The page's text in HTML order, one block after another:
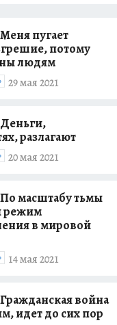
Меня пугает
потому
людям
29 мая 2021
Деньги,
разлагают
20 мая 2021
По масштабу тьмы
режим
в мировой
14 мая 2021
Гражданская война
идет до сих пор